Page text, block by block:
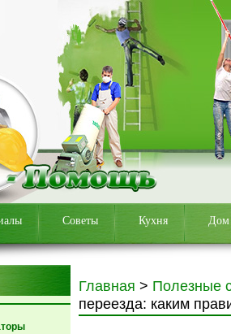
Советы Кухня Дом
Главная > Полезные
переезда: каким